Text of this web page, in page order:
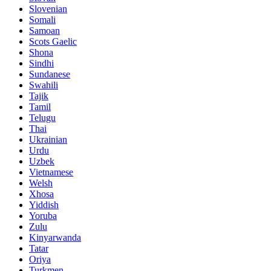
Slovenian
Somali
Samoan
Scots Gaelic
Shona
Sindhi
Sundanese
Swahili
Tajik
Tamil
Telugu
Thai
Ukrainian
Urdu
Uzbek
Vietnamese
Welsh
Xhosa
Yiddish
Yoruba
Zulu
Kinyarwanda
Tatar
Oriya